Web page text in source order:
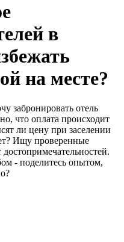
в
на месте?
забронировать отель
что оплата происходит
ли цену при заселении
Ищу проверенные
- поделитесь опытом,